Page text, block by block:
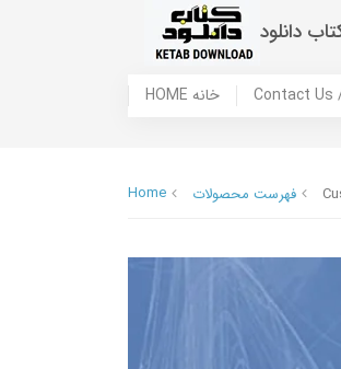
دانلود
HOME خانه
Home فهرست محصولات